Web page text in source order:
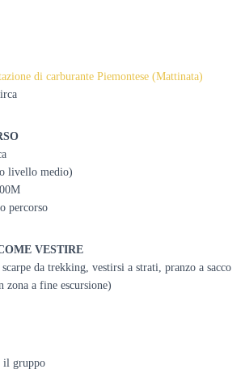
di carburante Piemontese (Mattinata)
livello medio)
percorso
VESTIRE
da trekking, vestirsi a strati, pranzo a sacco
zona a fine escursione)
il gruppo